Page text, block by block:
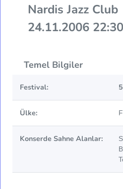
Nardis Jazz Club
24.11.2006 22:30
Temel Bilgiler
Festival:
Ülke:
Konserde Sahne Alanlar: